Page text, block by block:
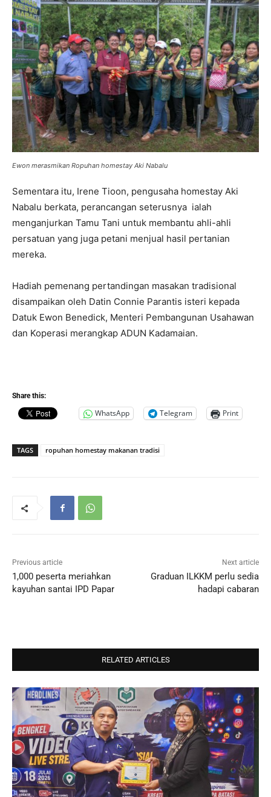
Ewon merasmikan Ropuhan homestay Aki Nabalu
Sementara itu, Irene Tioon, pengusaha homestay Aki
Nabalu berkata, perancangan seterusnya ialah
menganjurkan Tamu Tani untuk membantu ahli-ahli
persatuan yang juga petani menjual hasil pertanian
mereka.
Hadiah pemenang pertandingan masakan tradisional
disampaikan oleh Datin Connie Parantis isteri kepada
Datuk Ewon Benedick, Menteri Pembangunan Usahawan
dan Koperasi merangkap ADUN Kadamaian.
Share this:
WhatsApp Telegram Print
TAGS ropuhan homestay makanan tradisi
Previous article
1,000 peserta meriahkan
kayuhan santai IPD Papar
Next article
Graduan ILKKM perlu sedia
hadapi cabaran
RELATED ARTICLES